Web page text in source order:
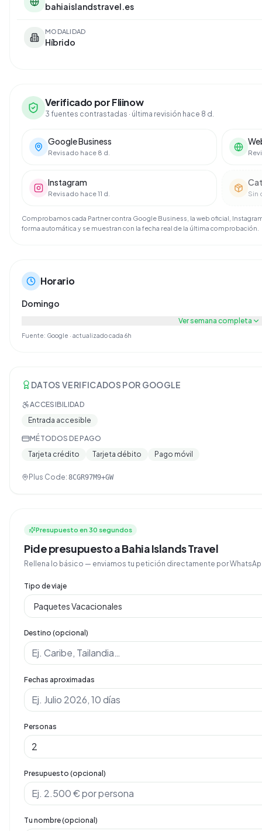
bahiaislandstravel.es
MODALIDAD
Híbrido
Verificado por Fliinow
3 fuentes contrastadas · última revisión hace 8 d.
Google Business
Revisado hace 8 d.
Instagram
Revisado hace 11 d. Sin
Comprobamos cada Partner contra Google Business, la web oficial,
forma automática y se muestran con la fecha real de la última comprobación.
Horario
Domingo
Ver semana completa
Fuente: Google · actualizado cada 6h
DATOS VERIFICADOS POR GOOGLE
ACCESIBILIDAD
Entrada accesible
MÉTODOS DE PAGO
Tarjeta crédito
Tarjeta débito Pago móvil
Plus Code: 8CGR97M9+GW
Presupuesto en 30 segundos
Pide presupuesto a Bahia Islands Travel
Rellena lo básico — enviamos tu petición directamente por
Tipo de viaje
Destino (opcional)
Fechas aproximadas
Personas
Presupuesto (opcional)
Tu nombre (opcional)